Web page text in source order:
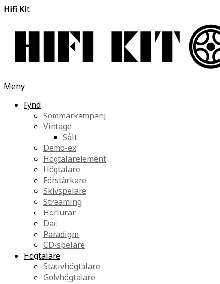
Hifi Kit
Meny
Fynd
Sommarkampanj
Vintage
Sålt
Demo-ex
Högtalarelement
Högtalare
Förstärkare
Skivspelare
Streaming
Hörlurar
Dac
Paradigm
CD-spelare
Högtalare
Stativhögtalare
Golvhögtalare